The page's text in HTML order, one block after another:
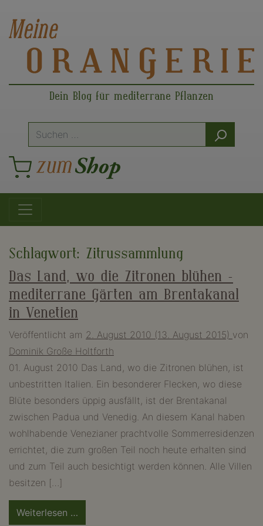
Dein Blog für mediterrane Pflanzen
Suche
nach:
Hauptnavigation
Schlagwort: Zitrussammlung
Das Land, wo die Zitronen blühen –
mediterrane Gärten am Brentakanal
in Venetien
Veröffentlicht am 2. August 2010 (13. August 2015) von
Dominik Große Holtforth
01. August 2010 Das Land, wo die Zitronen blühen, ist
unbestritten Italien. Ein besonderer Flecken, wo diese
Blüte besonders üppig ausfällt, ist der Brentakanal
zwischen Padua und Venedig. An diesem Kanal haben
wohlhabende Venezianer prachtvolle Sommerresidenzen
errichtet, die zum großen Teil noch heute erhalten sind
und zum Teil auch besichtigt werden können. Alle Villen
besitzen […]
Weiterlesen …